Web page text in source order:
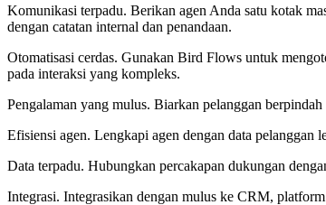
Komunikasi terpadu. Berikan agen Anda satu kotak
dengan catatan internal dan penandaan.
Otomatisasi cerdas. Gunakan Bird Flows untuk
pada interaksi yang kompleks.
Pengalaman yang mulus. Biarkan pelanggan
Efisiensi agen. Lengkapi agen dengan data pelanggan
Data terpadu. Hubungkan percakapan dukungan
Integrasi. Integrasikan dengan mulus ke CRM,